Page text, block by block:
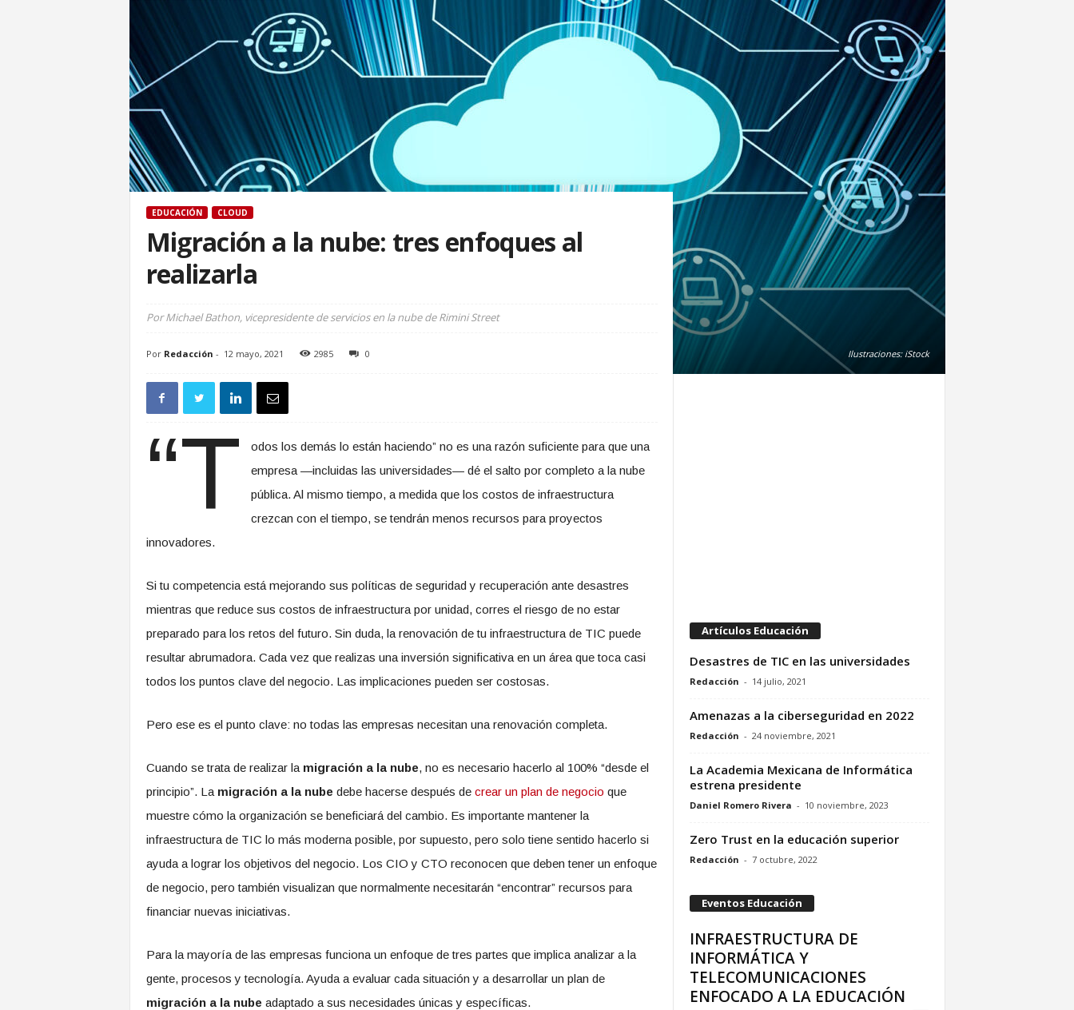
Ilustraciones: iStock
EDUCACIÓN CLOUD
Migración a la nube: tres enfoques al
realizarla
Por Michael Bathon, vicepresidente de servicios en la nube de Rimini Street
Por Redacción - 12 mayo, 2021 2985 0
“T
odos los demás lo están haciendo” no es una razón suficiente para que una
empresa —incluidas las universidades— dé el salto por completo a la nube
pública. Al mismo tiempo, a medida que los costos de infraestructura
crezcan con el tiempo, se tendrán menos recursos para proyectos
innovadores.
Si tu competencia está mejorando sus políticas de seguridad y recuperación ante desastres
mientras que reduce sus costos de infraestructura por unidad, corres el riesgo de no estar
preparado para los retos del futuro. Sin duda, la renovación de tu infraestructura de TIC puede
resultar abrumadora. Cada vez que realizas una inversión significativa en un área que toca casi
todos los puntos clave del negocio. Las implicaciones pueden ser costosas.
Pero ese es el punto clave: no todas las empresas necesitan una renovación completa.
Cuando se trata de realizar la migración a la nube, no es necesario hacerlo al 100% “desde el
principio”. La migración a la nube debe hacerse después de crear un plan de negocio que
muestre cómo la organización se beneficiará del cambio. Es importante mantener la
infraestructura de TIC lo más moderna posible, por supuesto, pero solo tiene sentido hacerlo si
ayuda a lograr los objetivos del negocio. Los CIO y CTO reconocen que deben tener un enfoque
de negocio, pero también visualizan que normalmente necesitarán “encontrar” recursos para
financiar nuevas iniciativas.
Para la mayoría de las empresas funciona un enfoque de tres partes que implica analizar a la
gente, procesos y tecnología. Ayuda a evaluar cada situación y a desarrollar un plan de
migración a la nube adaptado a sus necesidades únicas y específicas.
Artículos Educación
Desastres de TIC en las universidades
Redacción - 14 julio, 2021
Amenazas a la ciberseguridad en 2022
Redacción - 24 noviembre, 2021
La Academia Mexicana de Informática
estrena presidente
Daniel Romero Rivera - 10 noviembre, 2023
Zero Trust en la educación superior
Redacción - 7 octubre, 2022
Eventos Educación
INFRAESTRUCTURA DE
INFORMÁTICA Y
TELECOMUNICACIONES
ENFOCADO A LA EDUCACIÓN